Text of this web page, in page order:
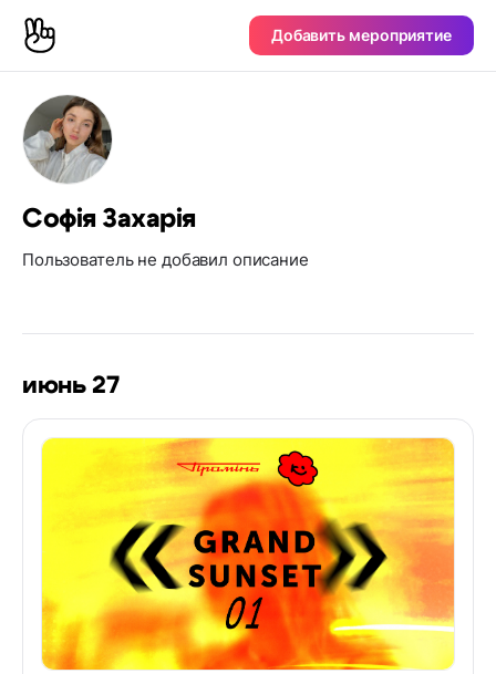
Добавить мероприятие
Софія Захарія
Пользователь не добавил описание
июнь 27